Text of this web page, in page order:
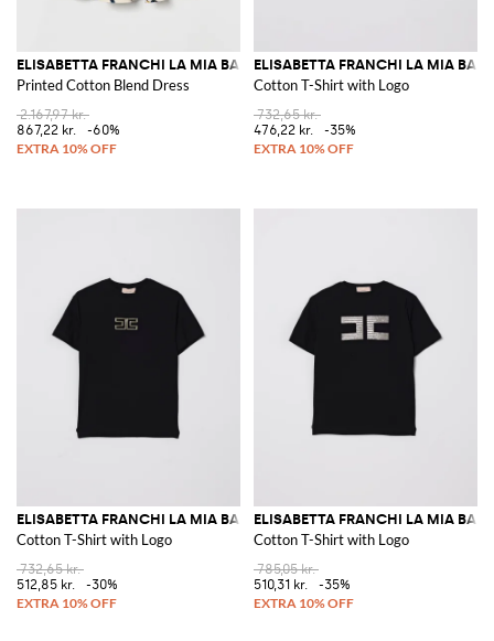
ELISABETTA FRANCHI LA MIA BAMBINA
Printed Cotton Blend Dress
2.167,97 kr.
867,22 kr.
-60%
ELISABETTA FRANCHI LA MIA
Cotton T-Shirt with Logo
732,65 kr.
476,22 kr.
-35%
ELISABETTA FRANCHI LA MIA BAMBINA
Cotton T-Shirt with Logo
732,65 kr.
512,85 kr.
-30%
ELISABETTA FRANCHI LA MIA
Cotton T-Shirt with Logo
785,05 kr.
510,31 kr.
-35%